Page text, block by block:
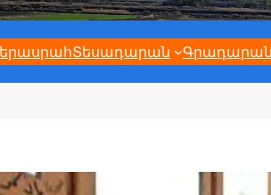
Տեսադարան Գրադարան